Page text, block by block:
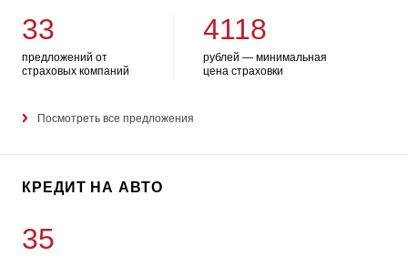
33
предложений от
страховых компаний
4118
рублей — минимальная
цена страховки
Посмотреть все предложения
КРЕДИТ НА АВТО
35